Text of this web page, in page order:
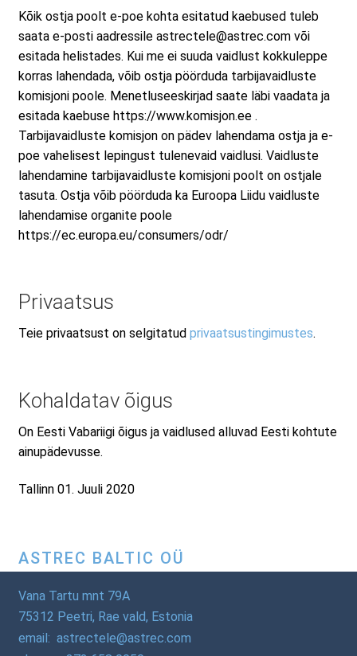
Kõik ostja poolt e-poe kohta esitatud kaebused tuleb
saata e-posti aadressile astrectele@astrec.com või
esitada helistades. Kui me ei suuda vaidlust kokkuleppe
korras lahendada, võib ostja pöörduda tarbijavaidluste
komisjoni poole. Menetluseeskirjad saate läbi vaadata ja
esitada kaebuse https://www.komisjon.ee .
Tarbijavaidluste komisjon on pädev lahendama ostja ja e-
poe vahelisest lepingust tulenevaid vaidlusi. Vaidluste
lahendamine tarbijavaidluste komisjoni poolt on ostjale
tasuta. Ostja võib pöörduda ka Euroopa Liidu vaidluste
lahendamise organite poole
https://ec.europa.eu/consumers/odr/
Privaatsus
Teie privaatsust on selgitatud privaatsustingimustes.
Kohaldatav õigus
On Eesti Vabariigi õigus ja vaidlused alluvad Eesti kohtute
ainupädevusse.
Tallinn 01. Juuli 2020
ASTREC BALTIC OÜ
Vana Tartu mnt 79A
75312 Peetri, Rae vald, Estonia
email: astrectele@astrec.com